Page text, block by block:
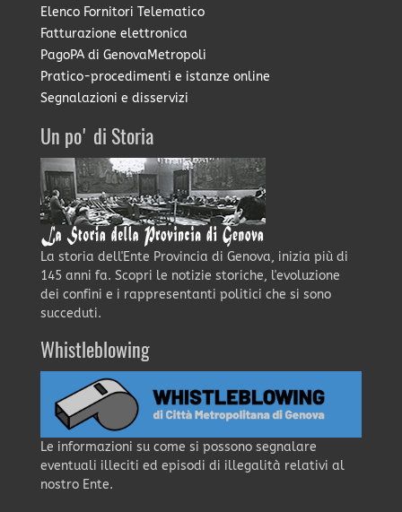
Elenco Fornitori Telematico
Fatturazione elettronica
PagoPA di GenovaMetropoli
Pratico-procedimenti e istanze online
Segnalazioni e disservizi
Un po' di Storia
La storia dell'Ente Provincia di Genova, inizia più di
145 anni fa. Scopri le notizie storiche, l'evoluzione
dei confini e i rappresentanti politici che si sono
succeduti.
Whistleblowing
Le informazioni su come si possono segnalare
eventuali illeciti ed episodi di illegalità relativi al
nostro Ente.